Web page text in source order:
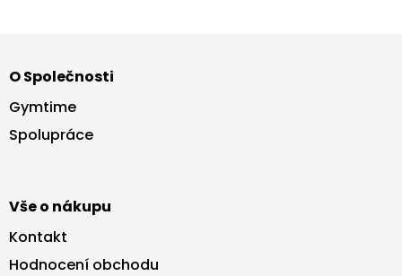
p
a
O Společnosti
Gymtime
Spolupráce
Vše o nákupu
Kontakt
Hodnocení obchodu